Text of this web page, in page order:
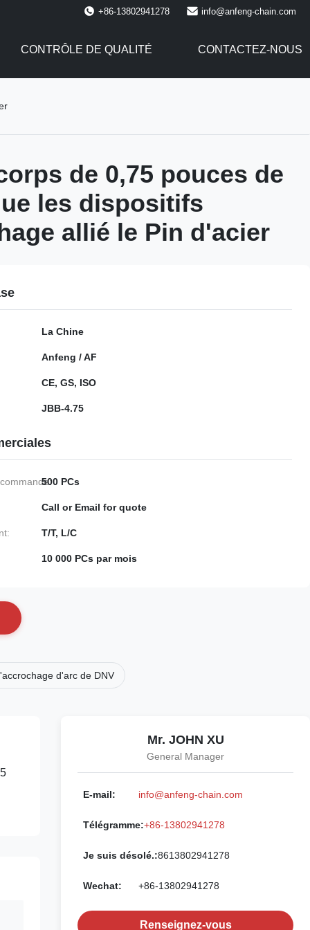
+86-13802941278 info@anfeng-chain.com
CONTRÔLE DE QUALITÉ CONTACTEZ-NOUS
de 0,75 pouces de
les dispositifs
allié le Pin d'acier
La Chine
Anfeng / AF
CE, GS, ISO
JBB-4.75
500 PCs
Call or Email for quote
T/T, L/C
10 000 PCs par mois
d'arc de DNV
Mr. JOHN XU
General Manager
E-mail: info@anfeng-chain.com
Télégramme:+86-13802941278
Je suis désolé.:8613802941278
Wechat: +86-13802941278
Renseignez-vous